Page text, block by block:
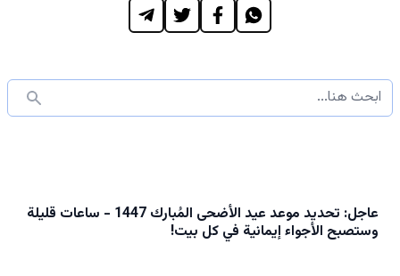
عاجل: تحديد موعد عيد الأضحى المُبارك 1447 - ساعات قليلة
وستصبح الأجواء إيمانية في كل بيت!